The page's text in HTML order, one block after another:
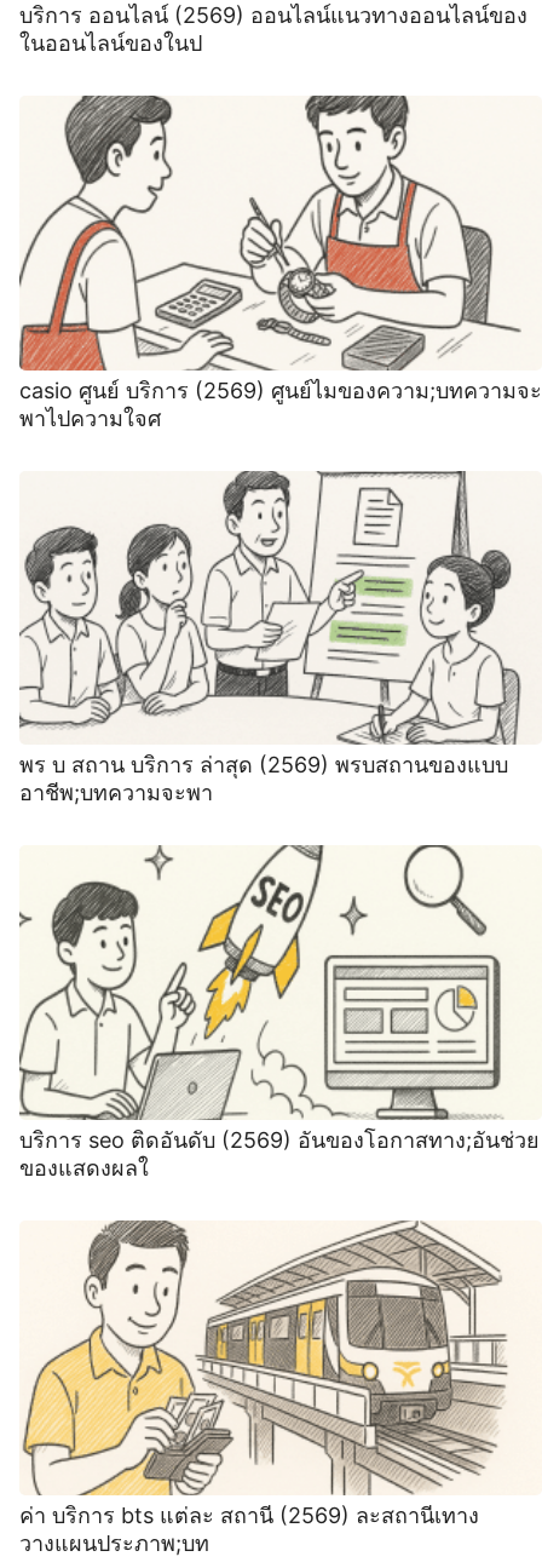
บริการ ออนไลน์ (2569) ออนไลน์แนวทางออนไลน์ของ
ในออนไลน์ของในป
casio ศูนย์ บริการ (2569) ศูนย์ไมของความ;บทความจะ
พาไปความใจศ
พร บ สถาน บริการ ล่าสุด (2569) พรบสถานของแบบ
อาชีพ;บทความจะพา
บริการ seo ติดอันดับ (2569) อันของโอกาสทาง;อันช่วย
ของแสดงผลใ
ค่า บริการ bts แต่ละ สถานี (2569) ละสถานีเทาง
วางแผนประภาพ;บท